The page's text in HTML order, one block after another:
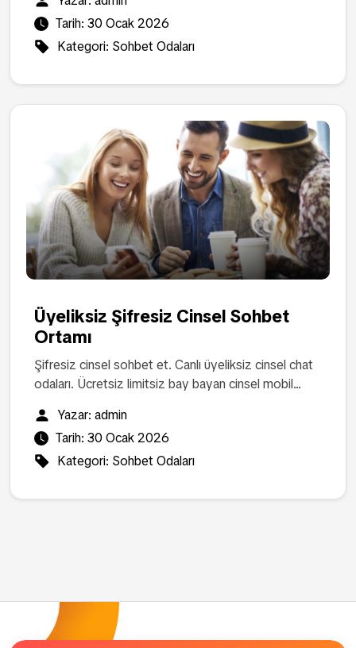
Tarih: 30 Ocak 2026
Kategori: Sohbet Odaları
Üyeliksiz Şifresiz Cinsel Sohbet
Ortamı
Şifresiz cinsel sohbet et. Canlı üyeliksiz cinsel chat
odaları. Ücretsiz limitsiz bay bayan cinsel mobil...
Yazar: admin
Tarih: 30 Ocak 2026
Kategori: Sohbet Odaları